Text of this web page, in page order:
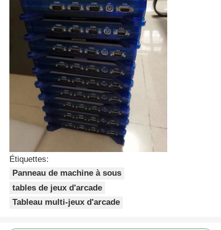
Étiquettes:
Panneau de machine à sous
tables de jeux d'arcade
Tableau multi-jeux d'arcade